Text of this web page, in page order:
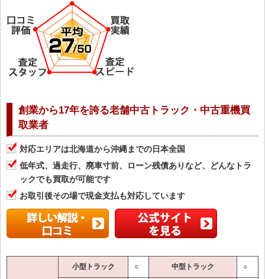
創業から17年を誇る老舗中古トラック・中古重機買
取業者
対応エリアは北海道から沖縄までの日本全国
低年式、過走行、廃車寸前、ローン残債ありなど、どんなトラ
ックでも買取が可能です
お取引後その場で現金支払も対応しています
小型トラック ○ 中型トラック ○